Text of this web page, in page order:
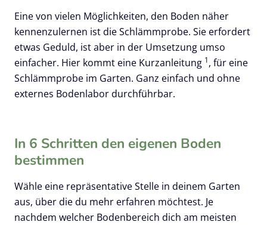
Eine von vielen Möglichkeiten, den Boden näher
kennenzulernen ist die Schlämmprobe. Sie erfordert
etwas Geduld, ist aber in der Umsetzung umso
einfacher. Hier kommt eine Kurzanleitung 1, für eine
Schlämmprobe im Garten. Ganz einfach und ohne
externes Bodenlabor durchführbar.
In 6 Schritten den eigenen Boden
bestimmen
Wähle eine repräsentative Stelle in deinem Garten
aus, über die du mehr erfahren möchtest. Je
nachdem welcher Bodenbereich dich am meisten